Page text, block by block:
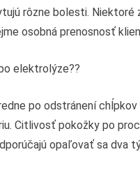
rôzne bolesti.
osobná prenosnosť
elektrolýze??
po odstránení
Citlivosť pokožky po
opaľovať sa dva